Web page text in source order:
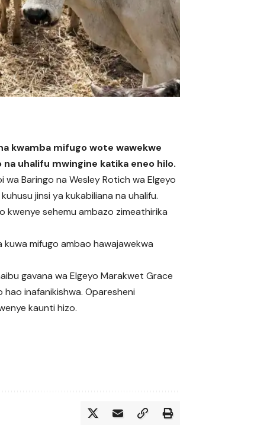
kwamba mifugo wote wawekwe
uhalifu mwingine katika eneo hilo.
wa Baringo na Wesley Rotich wa Elgeyo
jinsi ya kukabiliana na uhalifu.
kwenye sehemu ambazo zimeathirika
kuwa mifugo ambao hawajawekwa
gavana wa Elgeyo Marakwet Grace
hao inafanikishwa. Oparesheni
kaunti hizo.